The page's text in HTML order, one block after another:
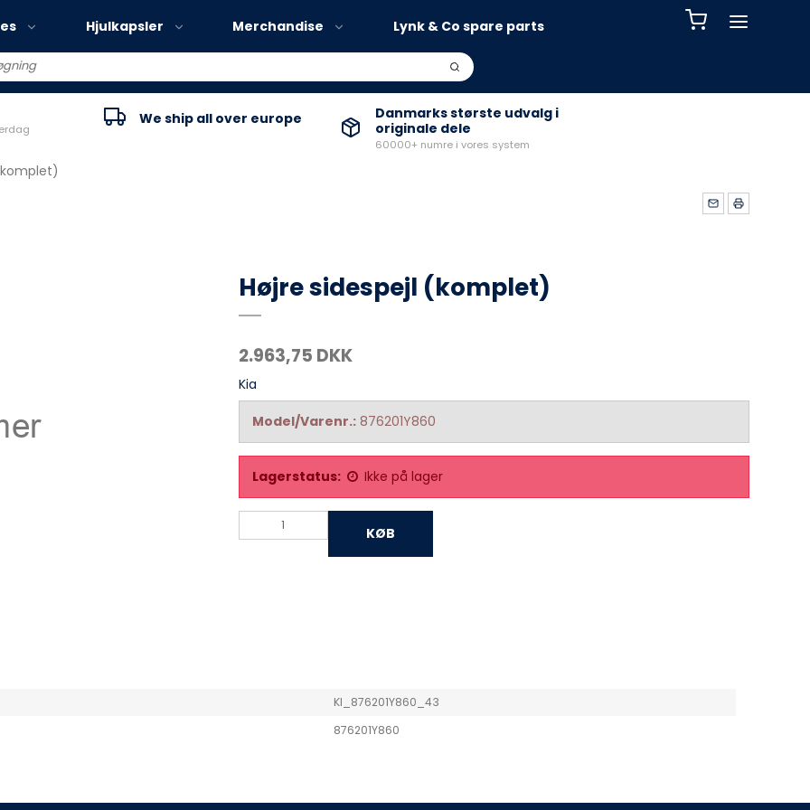
Volvo EX30
Volvo EC40
Hjulkapsler Merchandise Lynk & Co spare parts
We ship all over europe
Danmarks største udvalg i
originale dele
60000+ numre i vores system
Højre sidespejl (komplet)
2.963,75 DKK
Kia
Model/Varenr.: 876201Y860
Lagerstatus: Ikke på lager
KØB
KI_876201Y860_43
876201Y860